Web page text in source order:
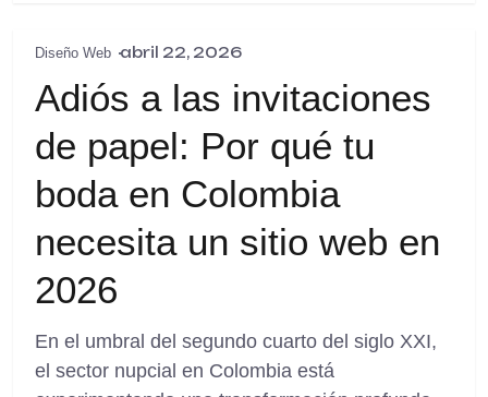
Diseño Web abril 22, 2026
Adiós a las invitaciones
de papel: Por qué tu
boda en Colombia
necesita un sitio web en
2026
En el umbral del segundo cuarto del siglo XXI,
el sector nupcial en Colombia está